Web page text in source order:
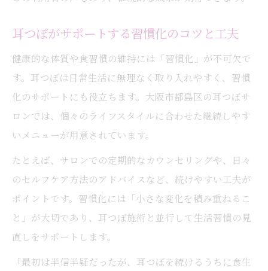
耳つぼがサポートする習慣化のコツと工夫
健康的な体質や食習慣の維持には「習慣化」が不可欠で
す。耳つぼは日常生活に無理なく取り入れやすく、習慣
化のサポートにも役立ちます。大阪市都島区の耳つぼサ
ロンでは、個々のライフスタイルに合わせた継続しやす
いメニューが用意されています。
たとえば、サロンでの定期的なカウンセリングや、日々
のセルフケア方法のアドバイスなど、続けやすい工夫が
ポイントです。習慣化には「小さな変化を積み重ねるこ
と」が大切であり、耳つぼ施術と並行して生活習慣の見
直しをサポートします。
「最初は半信半疑だったが、耳つぼを続けるうちに食生